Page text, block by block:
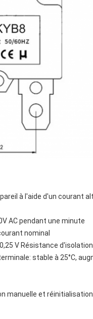
à l'aide d'un courant
AC pendant une minute
nominal
V Résistance
stable à 25°C,
manuelle et